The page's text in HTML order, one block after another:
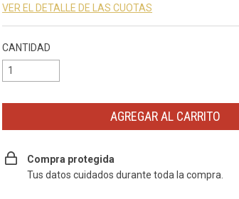
VER EL DETALLE DE LAS CUOTAS
CANTIDAD
Compra protegida
Tus datos cuidados durante toda la compra.